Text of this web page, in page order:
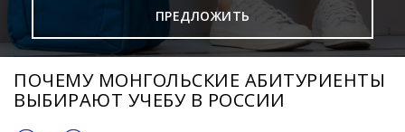
ПРЕДЛОЖИТЬ
ПОЧЕМУ МОНГОЛЬСКИЕ АБИТУРИЕНТЫ
ВЫБИРАЮТ УЧЕБУ В РОССИИ